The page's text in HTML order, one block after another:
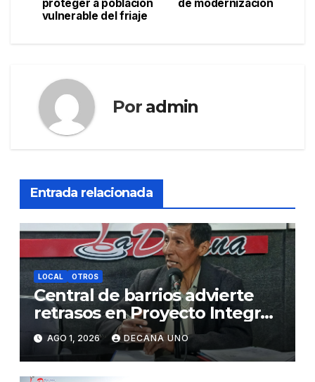
entradas
de modernización
proteger a población
vulnerable del friaje
Por admin
Entrada relacionada
LOCAL OTROS
Central de barrios advierte
retrasos en Proyecto Integral
de Agua y Alcantarillado para
Juliaca
AGO 1, 2026 DECANA UNO